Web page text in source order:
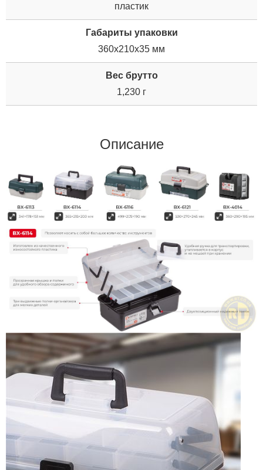
пластик
Габариты упаковки
360x210x35 мм
Вес брутто
1,230 г
Описание